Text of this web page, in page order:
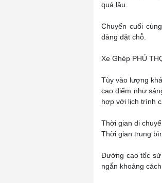
quá lâu.
Chuyến cuối
dàng đặt chỗ.
Xe Ghép PHÚ
Tùy vào lượng
cao điểm như
hợp với lịch trình
Thời gian di
Thời gian trung
Đường cao tốc sử
ngắn khoảng